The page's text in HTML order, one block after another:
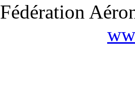
Fédération